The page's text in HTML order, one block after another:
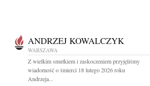
ANDRZEJ KOWALCZYK
WARSZAWA
Z wielkim smutkiem i zaskoczeniem przyjęliśmy
wiadomość o śmierci 18 lutego 2026 roku
Andrzeja...